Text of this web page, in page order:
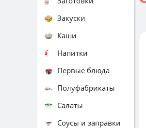
Закуски
Каши
Напитки
Первые блюда
Полуфабрикаты
Салаты
Соусы и заправки